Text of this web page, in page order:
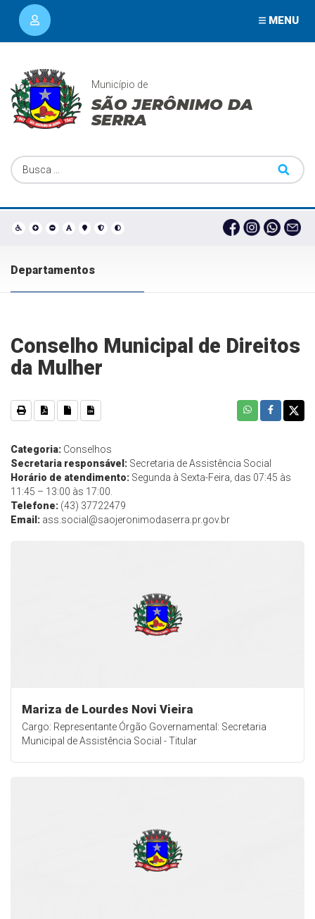
MENU
Município de
SÃO JERÔNIMO DA
SERRA
Departamentos
Conselho Municipal de Direitos
da Mulher
Categoria: Conselhos
Secretaria responsável: Secretaria de Assistência Social
Horário de atendimento: Segunda à Sexta-Feira, das 07:45 às
11:45 – 13:00 às 17:00.
Telefone: (43) 37722479
Email: ass.social@saojeronimodaserra.pr.gov.br
Mariza de Lourdes Novi Vieira
Cargo: Representante Órgão Governamental: Secretaria
Municipal de Assistência Social - Titular